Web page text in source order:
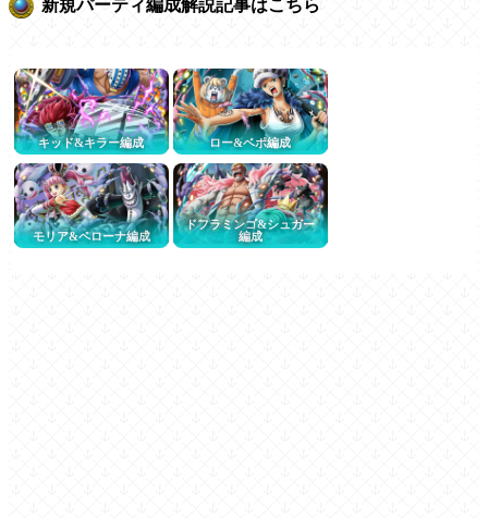
新規パーティ編成解説記事はこちら
キッド&キラー編成 ロー&ベポ編成
モリア&ペローナ編成
ドフラミンゴ&シュガー
編成